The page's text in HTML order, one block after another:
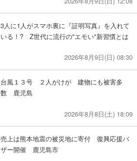
3人に1人がスマホ裏に『証明写真』を入れて
いる！? Z世代に流行の"エモい"新習慣とは
2026年8月9日(日) 08:30
台風１３号 ２人がけが 建物にも被害多
数 鹿児島
2026年8月8日(土) 18:09
売上は熊本地震の被災地に寄付 復興応援バ
ザー開催 鹿児島市